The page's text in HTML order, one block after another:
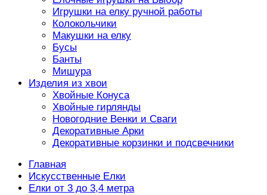
Игрушки на елку ручной работы
Колокольчики
Макушки на елку
Бусы
Банты
Мишура
Изделия из хвои
Хвойные Конуса
Хвойные гирлянды
Новогодние Венки и Сваги
Декоративные Арки
Декоративные корзинки и подсвечники
Главная
Искусственные Елки
Елки от 3 до 3,4 метра